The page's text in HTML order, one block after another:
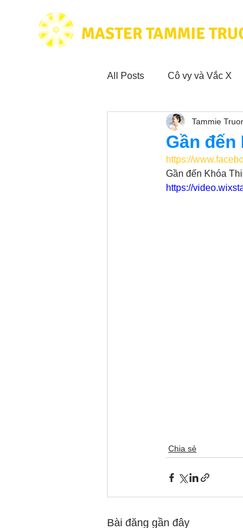
MASTER TAMMIE
All Posts Cô vy và Vắc X
Hoạt động vì cộng đồng
Trích dẫn hay trong Sách
Gần đến
Tammie
https://
Gần đến Khóa
https://
Chia sẻ
Bài đăng gần đây